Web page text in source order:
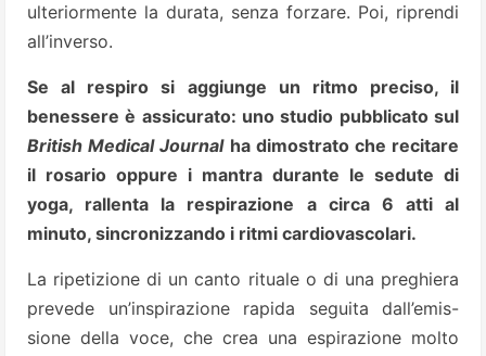
ulteriormente la durata, senza forzare. Poi, riprendi
all’inverso.
Se al respiro si aggiunge un ritmo preciso, il
benessere è assicurato: uno studio pubblicato sul
British Medical Journalha dimostrato che recitare
il rosario oppure i mantra durante le sedute di
yoga, rallenta la respirazione a circa 6 atti al
minuto, sincronizzando i ritmi cardiovascolari.
La ripetizione di un canto rituale o di una preghiera
prevede un’inspirazione rapida seguita dall’emis-
sione della voce, che crea una espirazione molto